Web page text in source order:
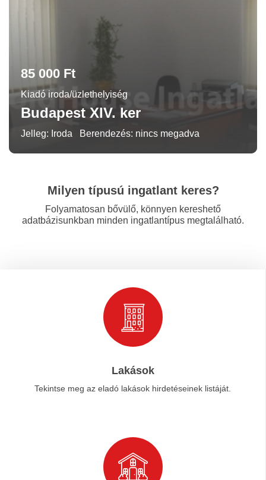
85 000 Ft
Kiadó iroda/üzlethelyiség
Budapest XIV. ker
Jelleg: Iroda Berendezés: nincs megadva
Milyen típusú ingatlant keres?
Folyamatosan bővülő, könnyen kereshető
adatbázisunkban minden ingatlantípus megtalálható.
Lakások
Tekintse meg az eladó lakások hirdetéseinek listáját.